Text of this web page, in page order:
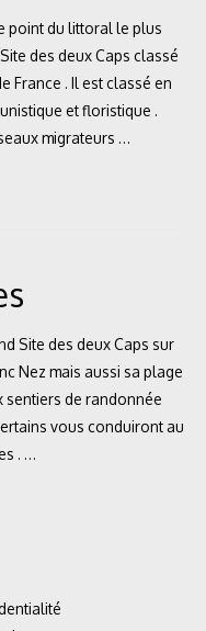
point du littoral le plus
des deux Caps classé
France . Il est classé en
et floristique .
migrateurs …
Site des deux Caps sur
Nez mais aussi sa plage
sentiers de randonnée
vous conduiront au
. …